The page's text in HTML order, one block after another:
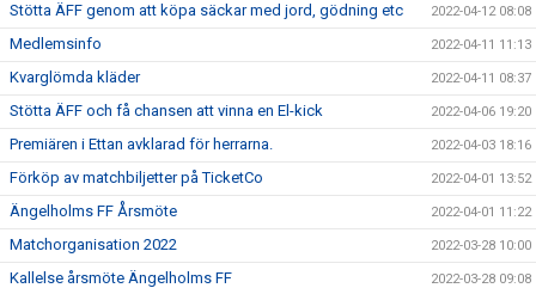
Stötta ÄFF genom att köpa säckar med jord, gödning etc 2022-04-12 08:08
Medlemsinfo 2022-04-11 11:13
Kvarglömda kläder 2022-04-11 08:37
Stötta ÄFF och få chansen att vinna en El-kick 2022-04-06 19:20
Premiären i Ettan avklarad för herrarna. 2022-04-03 18:16
Förköp av matchbiljetter på TicketCo 2022-04-01 13:52
Ängelholms FF Årsmöte 2022-04-01 11:22
Matchorganisation 2022 2022-03-28 10:00
Kallelse årsmöte Ängelholms FF 2022-03-28 09:08